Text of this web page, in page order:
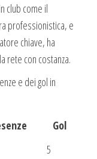
club come il
professionistica, e
chiave, ha
rete con costanza.
e dei gol in
Gol
5